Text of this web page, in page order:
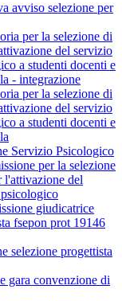
avviso selezione per
per la selezione di
del servizio
a studenti docenti e
- integrazione
per la selezione di
del servizio
a studenti docenti e
Servizio Psicologico
per la selezione
l'attivazione del
giudicatrice
fsepon prot 19146
selezione progettista
gara convenzione di